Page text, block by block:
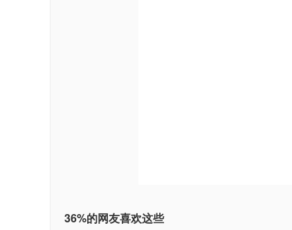
36%的网友喜欢这些